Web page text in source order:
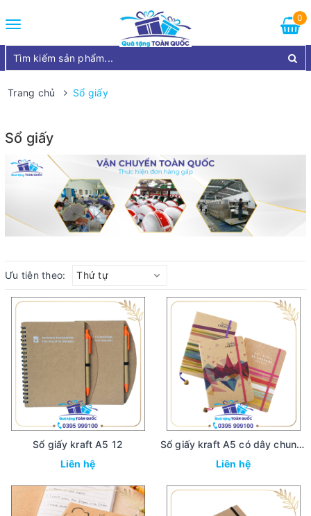
Toggle
0
Trang chủ Sổ giấy
Sổ giấy
Ưu tiên theo: Thứ tự
Sổ giấy kraft A5 12
Liên hệ
Sổ giấy kraft A5 có dây chun giữ 11
Liên hệ